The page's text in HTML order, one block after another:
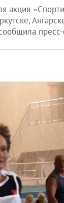
акция